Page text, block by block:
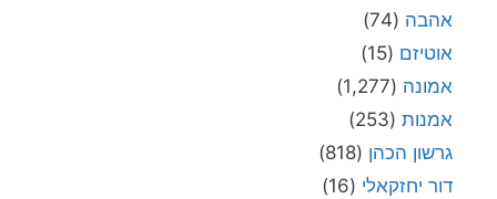
אהבה (74)
אוטיזם (15)
אמונה (1,277)
אמנות (253)
גרשון הכהן (818)
דור יחזקאלי (16)